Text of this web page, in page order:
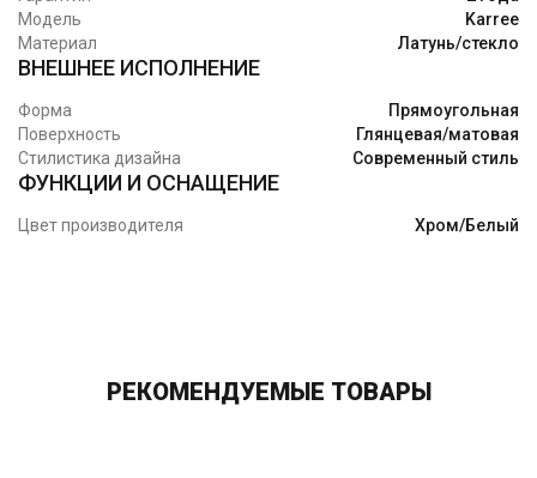
Модель
Karree
Материал
Латунь/стекло
ВНЕШНЕЕ ИСПОЛНЕНИЕ
Форма
Прямоугольная
Поверхность
Глянцевая/матовая
Стилистика дизайна
Современный стиль
ФУНКЦИИ И ОСНАЩЕНИЕ
Цвет производителя Хром/Белый
РЕКОМЕНДУЕМЫЕ ТОВАРЫ